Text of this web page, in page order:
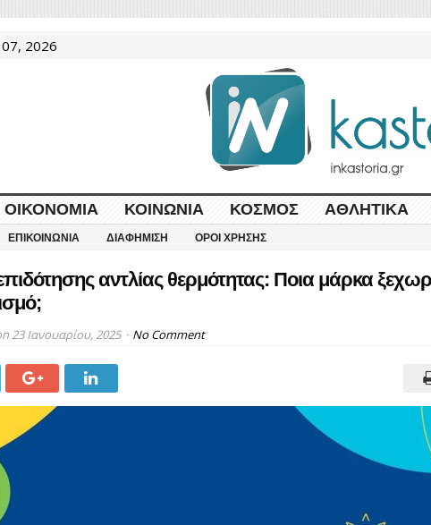
2026
ΟΙΚΟΝΟΜΊΑ ΚΟΙΝΩΝΊΑ ΚΌΣΜΟΣ ΑΘΛΗΤΙΚΆ
ΕΠΙΚΟΙΝΩΝΊΑ ΔΙΑΦΉΜΙΣΗ ΌΡΟΙ ΧΡΉΣΗΣ
αντλίας θερμότητας: Ποια μάρκα
23 Ιανουαρίου, 2025 No Comment